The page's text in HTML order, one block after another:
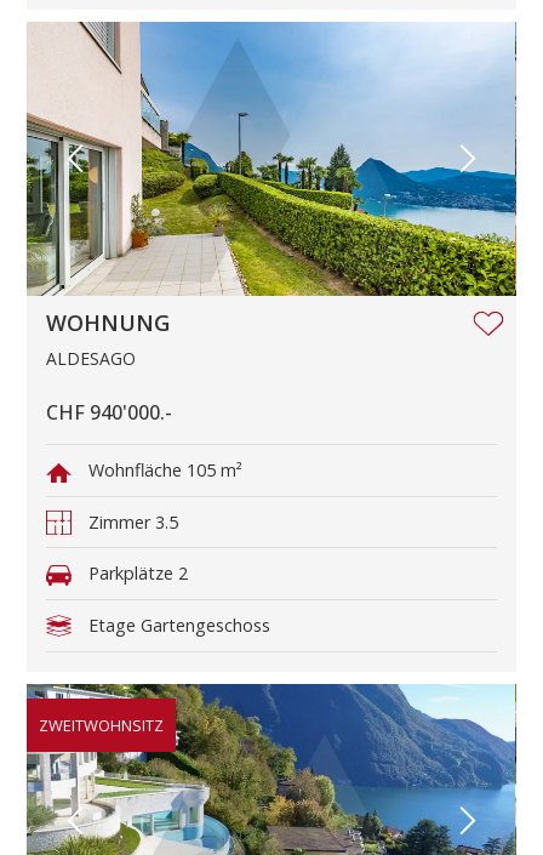
WOHNUNG
ALDESAGO
CHF 940'000.-
Wohnfläche 105 m²
Zimmer3.5
Parkplätze 2
Etage Gartengeschoss
ZWEITWOHNSITZ